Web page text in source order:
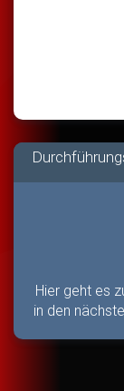
Hier geht es
in den